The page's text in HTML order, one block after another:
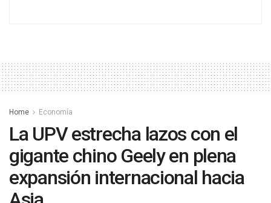
Home Economía
La UPV estrecha lazos con el
gigante chino Geely en plena
expansión internacional hacia